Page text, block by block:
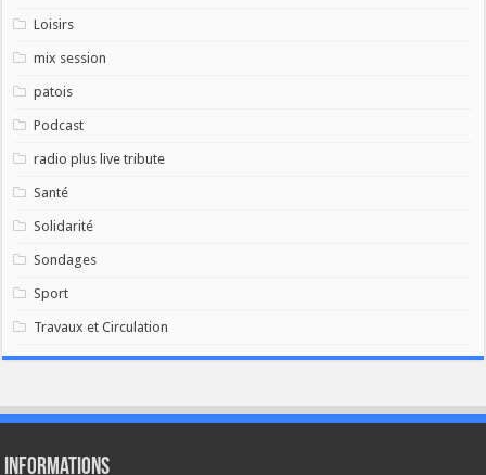
Loisirs
mix session
patois
Podcast
radio plus live tribute
Santé
Solidarité
Sondages
Sport
Travaux et Circulation
Informations